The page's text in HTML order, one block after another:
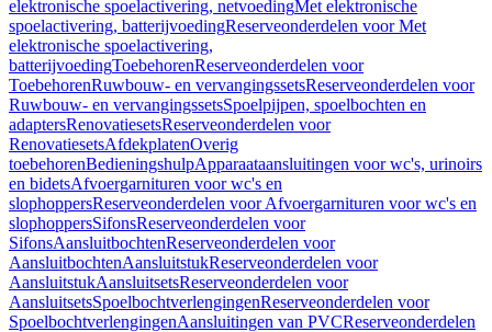
elektronische spoelactivering, netvoedingMet elektronische
spoelactivering, batterijvoedingReserveonderdelen voor Met
elektronische spoelactivering,
batterijvoedingToebehorenReserveonderdelen voor
ToebehorenRuwbouw- en vervangingssetsReserveonderdelen voor
Ruwbouw- en vervangingssetsSpoelpijpen, spoelbochten en
adaptersRenovatiesetsReserveonderdelen voor
RenovatiesetsAfdekplatenOverig
toebehorenBedieningshulpApparaataansluitingen voor wc's, urinoirs
en bidetsAfvoergarnituren voor wc's en
slophoppersReserveonderdelen voor Afvoergarnituren voor wc's en
slophoppersSifonsReserveonderdelen voor
SifonsAansluitbochtenReserveonderdelen voor
AansluitbochtenAansluitstukReserveonderdelen voor
AansluitstukAansluitsetsReserveonderdelen voor
AansluitsetsSpoelbochtverlengingenReserveonderdelen voor
SpoelbochtverlengingenAansluitingen van PVCReserveonderdelen